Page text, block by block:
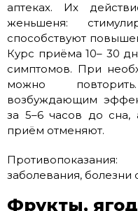
аптеках. Их
женьшеня:
способствуют
Курс приёма 10– 30
симптомов. При
можно
возбуждающим
за 5–6 часов до
приём отменяют.
заболевания, болезни
Фрукты,